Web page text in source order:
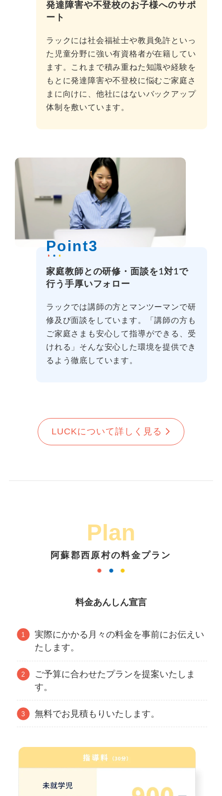
発達障害や不登校のお子様へのサポ
ート
ラックには社会福祉士や教員免許といっ
た児童分野に強い有資格者が在籍してい
ます。これまで積み重ねた知識や経験を
もとに発達障害や不登校に悩むご家庭さ
まに向けに、他社にはないバックアップ
体制を敷いています。
Point3
家庭教師との研修・面談を1対1で
行う手厚いフォロー
ラックでは講師の方とマンツーマンで研
修及び面談をしています。「講師の方も
ご家庭さまも安心して指導ができる、受
けれる」そんな安心した環境を提供でき
るよう徹底しています。
LUCKについて詳しく見る
Plan
阿蘇郡西原村の料金プラン
料金あんしん宣言
実際にかかる月々の料金を事前にお伝えい
たします。
ご予算に合わせたプランを提案いたしま
す。
無料でお見積もりいたします。